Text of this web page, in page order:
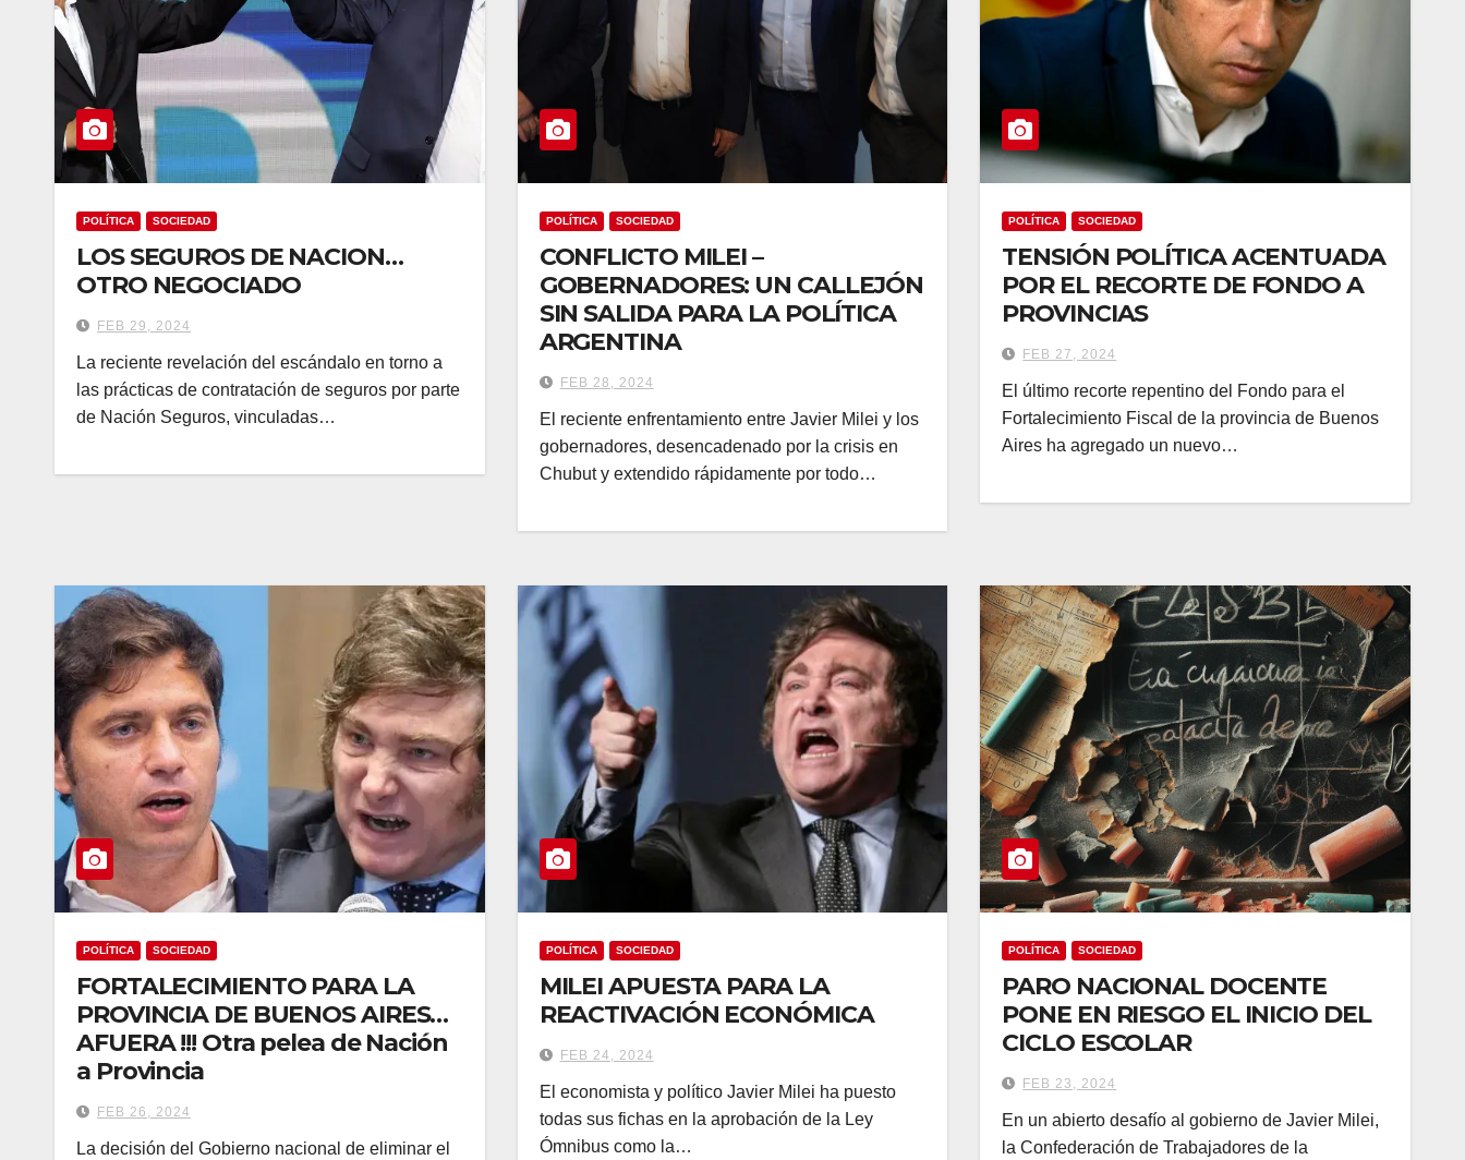
POLÍTICA SOCIEDAD
LOS SEGUROS DE NACION…
OTRO NEGOCIADO
FEB 29, 2024
La reciente revelación del escándalo en torno a
las prácticas de contratación de seguros por parte
de Nación Seguros, vinculadas…
POLÍTICA SOCIEDAD
CONFLICTO MILEI –
GOBERNADORES: UN CALLEJÓN
SIN SALIDA PARA LA POLÍTICA
ARGENTINA
FEB 28, 2024
El reciente enfrentamiento entre Javier Milei y los
gobernadores, desencadenado por la crisis en
Chubut y extendido rápidamente por todo…
POLÍTICA SOCIEDAD
TENSIÓN POLÍTICA ACENTUADA
POR EL RECORTE DE FONDO A
PROVINCIAS
FEB 27, 2024
El último recorte repentino del Fondo para el
Fortalecimiento Fiscal de la provincia de Buenos
Aires ha agregado un nuevo…
POLÍTICA SOCIEDAD
FORTALECIMIENTO PARA LA
PROVINCIA DE BUENOS AIRES…
AFUERA !!! Otra pelea de Nación
a Provincia
FEB 26, 2024
La decisión del Gobierno nacional de eliminar el
POLÍTICA SOCIEDAD
MILEI APUESTA PARA LA
REACTIVACIÓN ECONÓMICA
FEB 24, 2024
El economista y político Javier Milei ha puesto
todas sus fichas en la aprobación de la Ley
Ómnibus como la…
POLÍTICA SOCIEDAD
PARO NACIONAL DOCENTE
PONE EN RIESGO EL INICIO DEL
CICLO ESCOLAR
FEB 23, 2024
En un abierto desafío al gobierno de Javier Milei,
la Confederación de Trabajadores de la